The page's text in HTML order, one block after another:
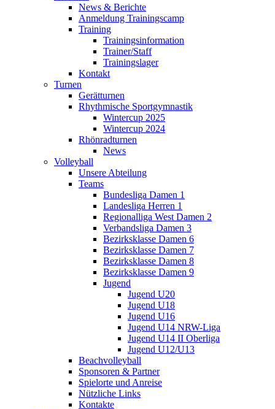
News & Berichte
Anmeldung Trainingscamp
Training
Trainingsinformation
Trainer/Staff
Trainingslager
Kontakt
Turnen
Gerätturnen
Rhythmische Sportgymnastik
Wintercup 2025
Wintercup 2024
Rhönradturnen
News
Volleyball
Unsere Abteilung
Teams
Bundesliga Damen 1
Landesliga Herren 1
Regionalliga West Damen 2
Verbandsliga Damen 3
Bezirksklasse Damen 6
Bezirksklasse Damen 7
Bezirksklasse Damen 8
Bezirksklasse Damen 9
Jugend
Jugend U20
Jugend U18
Jugend U16
Jugend U14 NRW-Liga
Jugend U14 II Oberliga
Jugend U12/U13
Beachvolleyball
Sponsoren & Partner
Spielorte und Anreise
Nützliche Links
Kontakte